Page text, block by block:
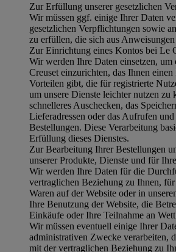
Zur Erfüllung unserer gesetzlichen
Wir müssen ggf. einige Ihrer Daten
gesetzlichen Verpflichtungen sowie
zu erfüllen, die sich aus
Zur Einrichtung eines Kontos bei Le
Wir werden Ihre Daten einsetzen,
Creuset einzurichten, das Ihnen
Vorteilen gibt, die für registrierte
um unsere Dienste leichter nutzen zu
schnelleres Auschecken, das
Lieferadressen oder das Aufrufen
Bestellungen. Diese Verarbeitung
Erfüllung dieses Dienstes.
Zur Bearbeitung Ihrer Bestellungen
unserer Produkte, Dienste und für
Wir werden Ihre Daten für die
vertraglichen Beziehung zu Ihnen,
Waren auf der Website oder in
Ihre Benutzung der Website, die
Einkäufe oder Ihre Teilnahme an
Wir müssen eventuell einige Ihrer
administrativen Zwecke verarbeiten,
mit der vertraglichen Beziehung zu